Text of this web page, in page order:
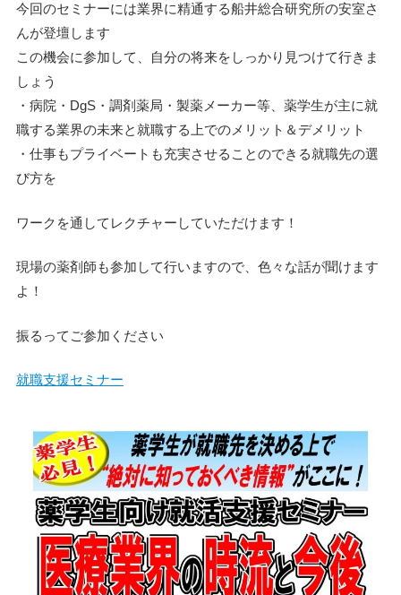
今回のセミナーには業界に精通する船井総合研究所の安室さ
んが登壇します
この機会に参加して、自分の将来をしっかり見つけて行きま
しょう
・病院・DgS・調剤薬局・製薬メーカー等、薬学生が主に就
職する業界の未来と就職する上でのメリット＆デメリット
・仕事もプライベートも充実させることのできる就職先の選
び方を
ワークを通してレクチャーしていただけます！
現場の薬剤師も参加して行いますので、色々な話が聞けます
よ！
振るってご参加ください
就職支援セミナー